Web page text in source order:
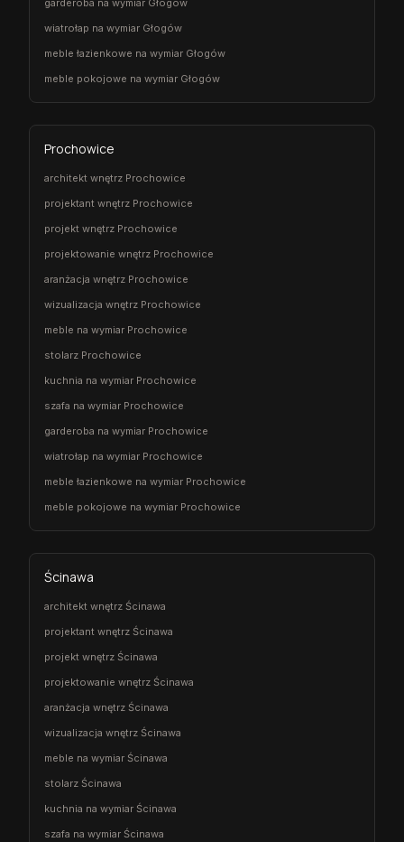
garderoba na wymiar Głogów
wiatrołap na wymiar Głogów
meble łazienkowe na wymiar Głogów
meble pokojowe na wymiar Głogów
Prochowice
architekt wnętrz Prochowice
projektant wnętrz Prochowice
projekt wnętrz Prochowice
projektowanie wnętrz Prochowice
aranżacja wnętrz Prochowice
wizualizacja wnętrz Prochowice
meble na wymiar Prochowice
stolarz Prochowice
kuchnia na wymiar Prochowice
szafa na wymiar Prochowice
garderoba na wymiar Prochowice
wiatrołap na wymiar Prochowice
meble łazienkowe na wymiar Prochowice
meble pokojowe na wymiar Prochowice
Ścinawa
architekt wnętrz Ścinawa
projektant wnętrz Ścinawa
projekt wnętrz Ścinawa
projektowanie wnętrz Ścinawa
aranżacja wnętrz Ścinawa
wizualizacja wnętrz Ścinawa
meble na wymiar Ścinawa
stolarz Ścinawa
kuchnia na wymiar Ścinawa
szafa na wymiar Ścinawa